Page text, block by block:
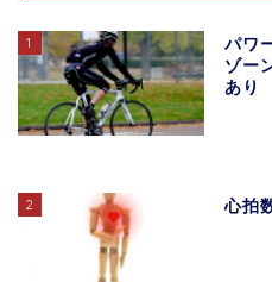
1
パワ
ゾー
あり
2 心拍